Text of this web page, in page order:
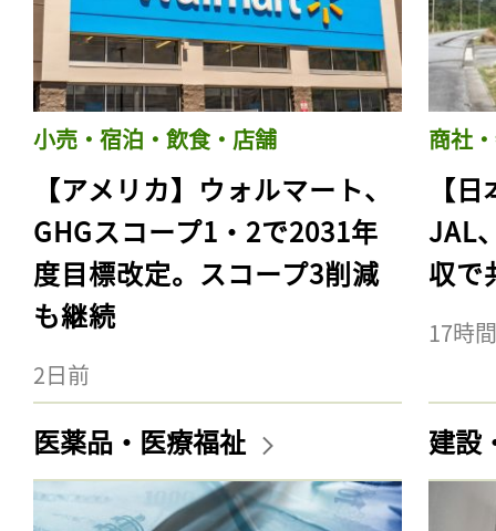
小売・宿泊・飲食・店舗
【アメリカ】ウォルマート、
GHGスコープ1・2で2031年
度目標改定。スコープ3削減
も継続
2日前
商社
【
JAL
収で
17時
医薬品・医療福祉 建設